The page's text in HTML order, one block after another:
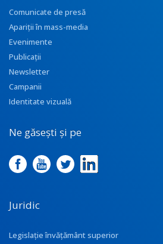
Comunicate de presă
Apariţii în mass-media
Evenimente
Publicații
Newsletter
Campanii
Identitate vizuală
Ne găsești și pe
Juridic
Legislație învățământ superior